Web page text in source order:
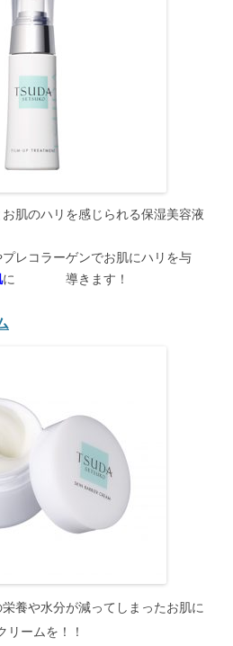
肌のハリを感じられる保湿美容液
レコラーゲンでお肌にハリを与
に 導きます！
養や水分が減ってしまったお肌に
リームを！！